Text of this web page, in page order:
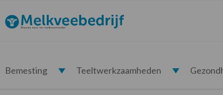
de
hoofdnavigatie
de
hoofd
de
eerste
de
voettekst
Melkveebedrijf.nl
Bemesting Teeltwerkzaamheden